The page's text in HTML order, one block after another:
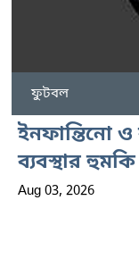
ফুটবল
ইনফান্তিনো
ব্যবস্থার
Aug 03, 2026